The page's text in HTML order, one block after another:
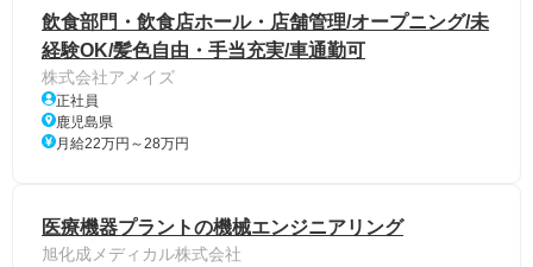
飲食部門・飲食店ホール・店舗管理/オープニング/未
経験OK/髪色自由・手当充実/車通勤可
株式会社アメイズ
正社員
鹿児島県
月給22万円～28万円
医療機器プラントの機械エンジニアリング
旭化成メディカル株式会社